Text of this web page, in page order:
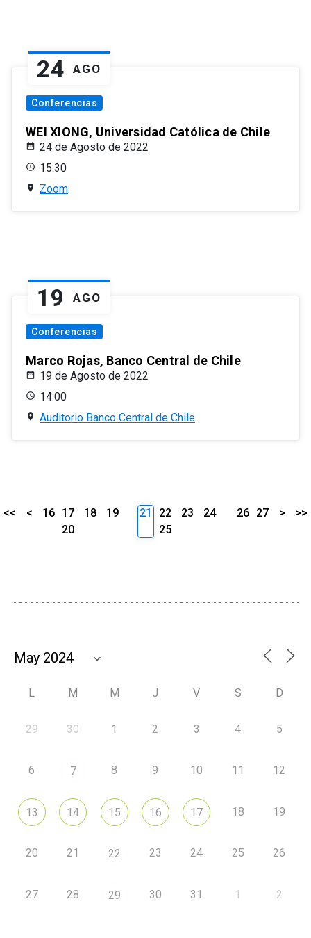
24 AGO
Conferencias
WEI XIONG, Universidad Católica de Chile
24 de Agosto de 2022
15:30
Zoom
19 AGO
Conferencias
Marco Rojas, Banco Central de Chile
19 de Agosto de 2022
14:00
Auditorio Banco Central de Chile
<< < 16 17 18
19
20
21 22 23
24
25
26 27 > >>
L M M J V S D
29 30 1 2 3 4 5
6 7 8 9 10 11 12
13 14 15 16 17 18 19
20 21 22 23 24 25 26
27 28 29 30 31 1 2